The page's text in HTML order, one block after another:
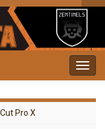
el
la
Pro X